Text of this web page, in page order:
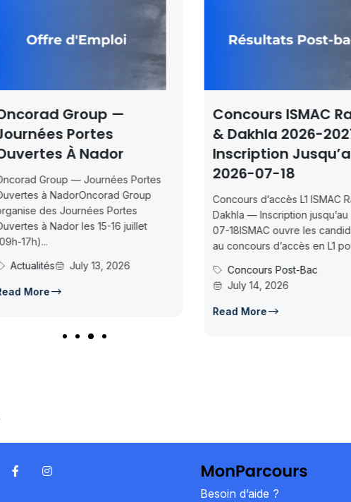
Concours ISMAC Rabat
& Dakhla 2026-2027 —
Inscription Jusqu’au
2026-07-18
Concours d’accès L1 ISMAC Rabat &
Dakhla — Inscription jusqu’au 2026-
07-18ISMAC ouvre les candidatures
Concours Post-Bac
Concours
2026 – 29
Concours UMP
Maîtres de
Mohammed
29 Maîtres de
des
Actualités
Read More
Besoin d’aide ?